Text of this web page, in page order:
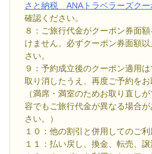
さと納税 ANAトラベラーズクー
確認ください。
８：ご旅行代金がクーポン券面
けません。必ずクーポン券面額
さい。
９：予約成立後のクーポン適用
取り消したうえ、再度ご予約をお
（満席・満室のためお取り直し
容でもご旅行代金が異なる場合
さい。）
１０：他の割引と併用してのご利
１１：払い戻し、換金、転売、譲